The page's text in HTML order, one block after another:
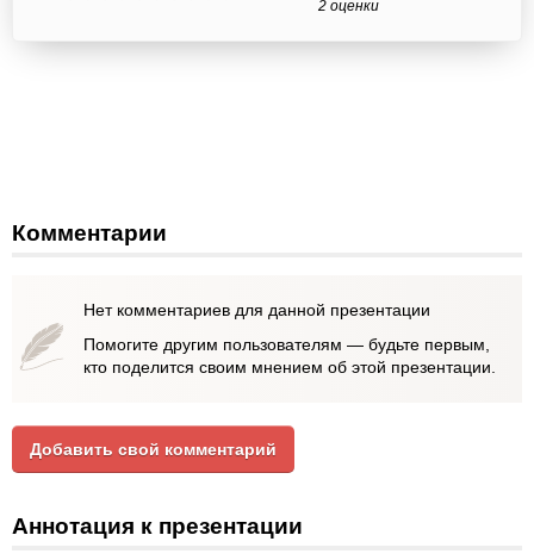
2 оценки
Комментарии
Нет комментариев для данной презентации
Помогите другим пользователям — будьте первым,
кто поделится своим мнением об этой презентации.
Добавить свой комментарий
Аннотация к презентации